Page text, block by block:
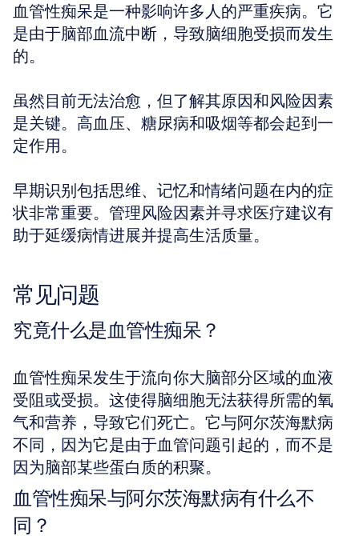
血管性痴呆是一种影响许多人的严重疾病。它
是由于脑部血流中断，导致脑细胞受损而发生
的。
虽然目前无法治愈，但了解其原因和风险因素
是关键。高血压、糖尿病和吸烟等都会起到一
定作用。
早期识别包括思维、记忆和情绪问题在内的症
状非常重要。管理风险因素并寻求医疗建议有
助于延缓病情进展并提高生活质量。
常见问题
究竟什么是血管性痴呆？
血管性痴呆发生于流向你大脑部分区域的血液
受阻或受损。这使得脑细胞无法获得所需的氧
气和营养，导致它们死亡。它与阿尔茨海默病
不同，因为它是由于血管问题引起的，而不是
因为脑部某些蛋白质的积聚。
血管性痴呆与阿尔茨海默病有什么不
同？